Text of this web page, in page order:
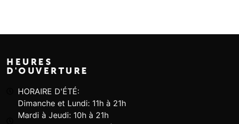
HEURES
D'OUVERTURE
HORAIRE D'ÉTÉ:
Dimanche et Lundi: 11h à 21h
Mardi à Jeudi: 10h à 21h